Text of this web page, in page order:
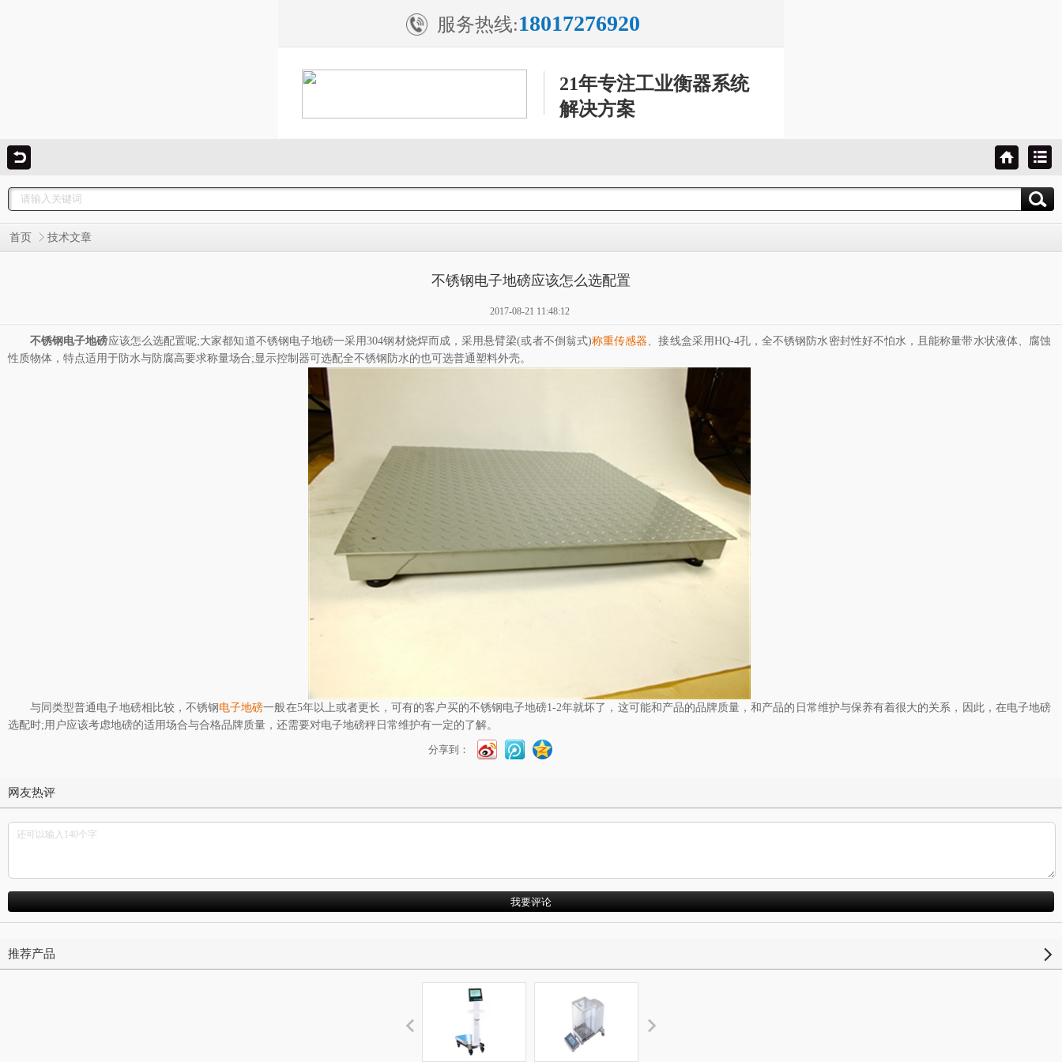
服务热线:18017276920
21年专注工业衡器系统
解决方案
首页 技术文章
不锈钢电子地磅应该怎么选配置
2017-08-21 11:48:12
不锈钢电子地磅应该怎么选配置呢;大家都知道不锈钢电子地磅一采用304钢材烧焊而成，采用悬臂梁(或者不倒翁式)称重传感器 、接线盒采用HQ-4孔，全不锈钢防水密封性好不怕水，且能称量带水状液体、腐蚀
性质物体，特点适用于防水与防腐高要求称量场合;显示控制器可选配全不锈钢防水的也可选普通塑料外壳。
与同类型普通电子地磅相比较，不锈钢 电子地磅一般在5年以上或者更长，可有的客户买的不锈钢电子地磅1-2年就坏了，这可能和产品的品牌质量，和产品的日常维护与保养有着很大的关系，因此，在电子地磅
选配时;用户应该考虑地磅的适用场合与合格品牌质量，还需要对电子地磅秤日常维护有一定的了解。
分享到：
网友热评
推荐产品